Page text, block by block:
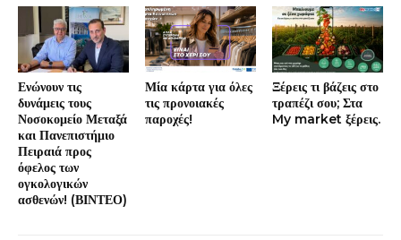
Ενώνουν τις
δυνάμεις τους
Νοσοκομείο Μεταξά
και Πανεπιστήμιο
Πειραιά προς
όφελος των
ογκολογικών
ασθενών! (ΒΙΝΤΕΟ)
Μία κάρτα για όλες
τις προνοιακές
παροχές!
Ξέρεις τι βάζεις στο
τραπέζι σου; Στα
My market ξέρεις.